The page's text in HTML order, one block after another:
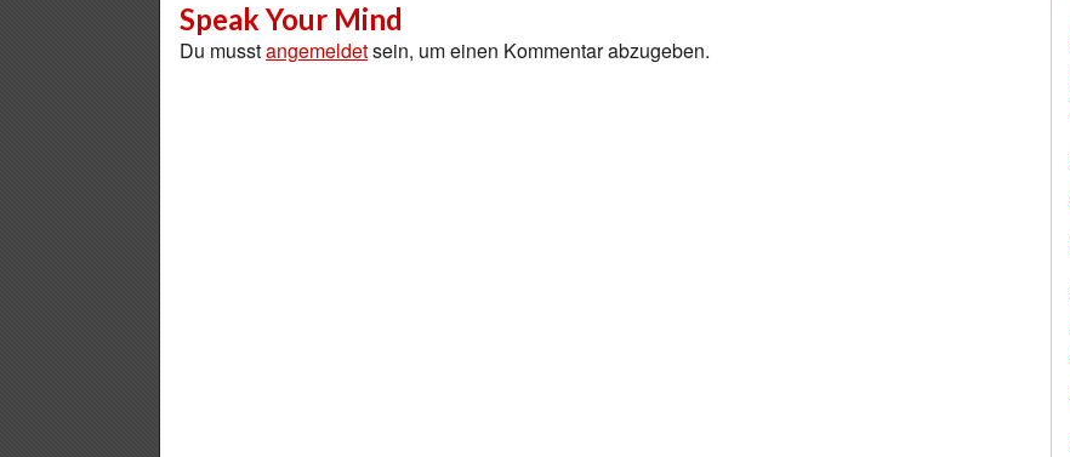
Speak Your Mind
Du musstangemeldetsein, um einen Kommentar abzugeben.